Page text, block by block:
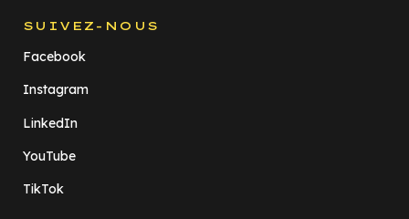
SUIVEZ-NOUS
Facebook
Instagram
LinkedIn
YouTube
TikTok